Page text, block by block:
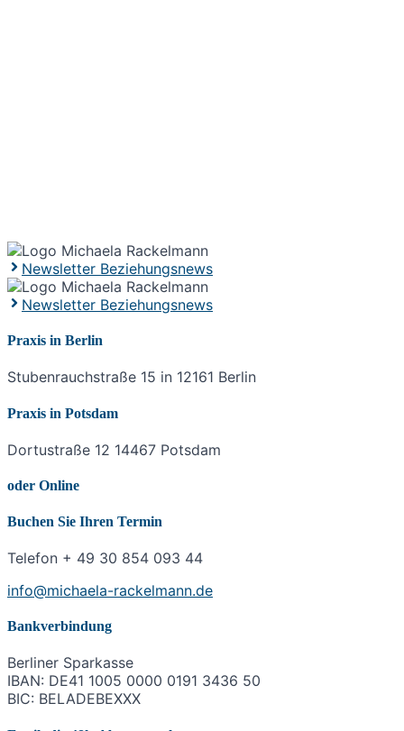
Newsletter Beziehungsnews
Newsletter Beziehungsnews
Praxis in Berlin
Stubenrauchstraße 15 in 12161 Berlin
Praxis in Potsdam
Dortustraße 12 14467 Potsdam
oder Online
Buchen Sie Ihren Termin
Telefon + 49 30 854 093 44
info@michaela-rackelmann.de
Bankverbindung
Berliner Sparkasse
IBAN: DE41 1005 0000 0191 3436 50
BIC: BELADEBEXXX